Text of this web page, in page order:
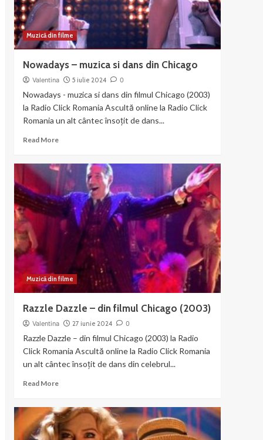
Muzică din filme
Nowadays – muzica si dans din Chicago
Valentina 5 iulie 2024 0
Nowadays - muzica si dans din filmul Chicago (2003)
la Radio Click Romania Ascultă online la Radio Click
Romania un alt cântec însoțit de dans...
Read MoreRead
Nowadays
muzica
si
dans
din
Chicago
Muzică din filme
Razzle Dazzle – din filmul Chicago (2003)
Valentina 27 iunie 2024 0
Razzle Dazzle – din filmul Chicago (2003) la Radio
Click Romania Ascultă online la Radio Click Romania
un alt cântec însoțit de dans din celebrul...
Read MoreRead
Razzle
Dazzle
–